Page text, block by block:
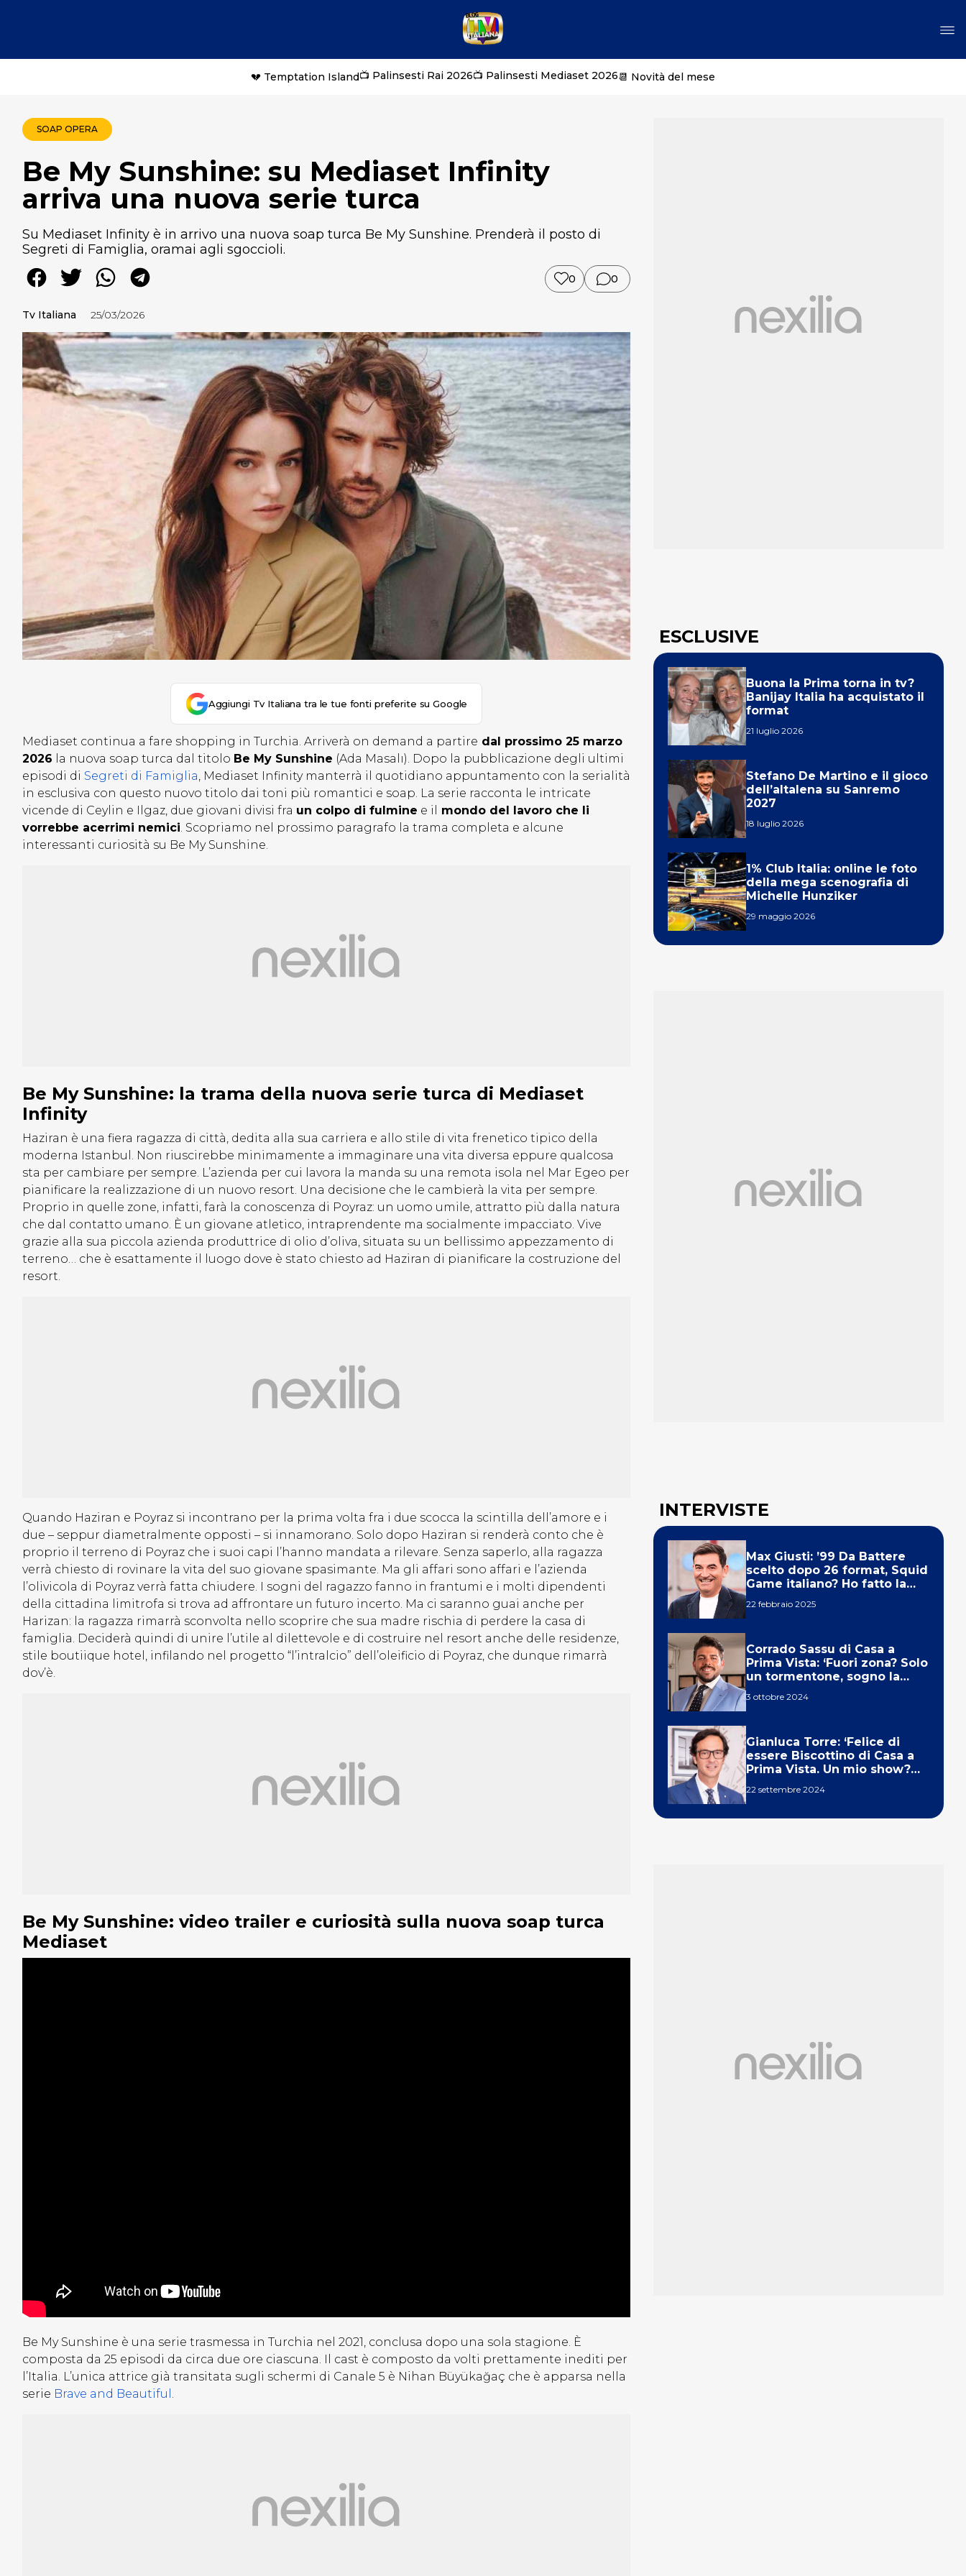
💔 Temptation Island📺 Palinsesti Rai 2026📺 Palinsesti Mediaset 2026📆 Novità del mese
SOAP OPERA
Be My Sunshine: su Mediaset Infinity
arriva una nuova serie turca
Su Mediaset Infinity è in arrivo una nuova soap turca Be My Sunshine. Prenderà il posto di
Segreti di Famiglia, oramai agli sgoccioli.
0 0
Tv Italiana 25/03/2026
Aggiungi Tv Italiana tra le tue fonti preferite su Google
Mediaset continua a fare shopping in Turchia. Arriverà on demand a partire dal prossimo 25 marzo
2026 la nuova soap turca dal titolo Be My Sunshine (Ada Masalı). Dopo la pubblicazione degli ultimi
episodi di Segreti di Famiglia , Mediaset Infinity manterrà il quotidiano appuntamento con la serialità
in esclusiva con questo nuovo titolo dai toni più romantici e soap. La serie racconta le intricate
vicende di Ceylin e Ilgaz, due giovani divisi fra un colpo di fulmine e il
mondo del lavoro che li
vorrebbe acerrimi nemici . Scopriamo nel prossimo paragrafo la trama completa e alcune
interessanti curiosità su Be My Sunshine.
Be My Sunshine: la trama della nuova serie turca di Mediaset
Infinity
Haziran è una fiera ragazza di città, dedita alla sua carriera e allo stile di vita frenetico tipico della
moderna Istanbul. Non riuscirebbe minimamente a immaginare una vita diversa eppure qualcosa
sta per cambiare per sempre. L’azienda per cui lavora la manda su una remota isola nel Mar Egeo per
pianificare la realizzazione di un nuovo resort. Una decisione che le cambierà la vita per sempre.
Proprio in quelle zone, infatti, farà la conoscenza di Poyraz: un uomo umile, attratto più dalla natura
che dal contatto umano. È un giovane atletico, intraprendente ma socialmente impacciato. Vive
grazie alla sua piccola azienda produttrice di olio d’oliva, situata su un bellissimo appezzamento di
terreno… che è esattamente il luogo dove è stato chiesto ad Haziran di pianificare la costruzione del
resort.
Quando Haziran e Poyraz si incontrano per la prima volta fra i due scocca la scintilla dell’amore e i
due – seppur diametralmente opposti – si innamorano. Solo dopo Haziran si renderà conto che è
proprio il terreno di Poyraz che i suoi capi l’hanno mandata a rilevare. Senza saperlo, alla ragazza
verrà chiesto di rovinare la vita del suo giovane spasimante. Ma gli affari sono affari e l’azienda
l’olivicola di Poyraz verrà fatta chiudere. I sogni del ragazzo fanno in frantumi e i molti dipendenti
della cittadina limitrofa si trova ad affrontare un futuro incerto. Ma ci saranno guai anche per
Harizan: la ragazza rimarrà sconvolta nello scoprire che sua madre rischia di perdere la casa di
famiglia. Deciderà quindi di unire l’utile al dilettevole e di costruire nel resort anche delle residenze,
stile boutiique hotel, infilando nel progetto “l’intralcio” dell’oleificio di Poyraz, che dunque rimarrà
dov’è.
Be My Sunshine: video trailer e curiosità sulla nuova soap turca
Mediaset
Be My Sunshine è una serie trasmessa in Turchia nel 2021, conclusa dopo una sola stagione. È
composta da 25 episodi da circa due ore ciascuna. Il cast è composto da volti prettamente inediti per
l’Italia. L’unica attrice già transitata sugli schermi di Canale 5 è Nihan Büyükağaç che è apparsa nella
serie Brave and Beautiful
ESCLUSIVE
Buona la Prima torna in tv?
Banijay Italia ha acquistato il
format
21 luglio 2026
Stefano De Martino e il gioco
dell’altalena su Sanremo
2027
18 luglio 2026
1% Club Italia: online le foto
della mega scenografia di
Michelle Hunziker
29 maggio 2026
INTERVISTE
Max Giusti: ’99 Da Battere
scelto dopo 26 format, Squid
Game italiano? Ho fatto la
22 febbraio 2025
Corrado Sassu di Casa a
Prima Vista: ‘Fuori zona? Solo
un tormentone, sogno la
3 ottobre 2024
Gianluca Torre: ‘Felice di
essere Biscottino di Casa a
Prima Vista. Un mio show?
22 settembre 2024